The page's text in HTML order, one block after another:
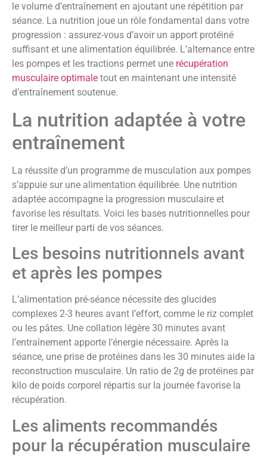
le volume d’entraînement en ajoutant une répétition par
séance. La nutrition joue un rôle fondamental dans votre
progression : assurez-vous d’avoir un apport protéiné
suffisant et une alimentation équilibrée. L’alternance entre
les pompes et les tractions permet une récupération
musculaire optimale tout en maintenant une intensité
d’entraînement soutenue.
La nutrition adaptée à votre
entraînement
La réussite d’un programme de musculation aux pompes
s’appuie sur une alimentation équilibrée. Une nutrition
adaptée accompagne la progression musculaire et
favorise les résultats. Voici les bases nutritionnelles pour
tirer le meilleur parti de vos séances.
Les besoins nutritionnels avant
et après les pompes
L’alimentation pré-séance nécessite des glucides
complexes 2-3 heures avant l’effort, comme le riz complet
ou les pâtes. Une collation légère 30 minutes avant
l’entraînement apporte l’énergie nécessaire. Après la
séance, une prise de protéines dans les 30 minutes aide la
reconstruction musculaire. Un ratio de 2g de protéines par
kilo de poids corporel répartis sur la journée favorise la
récupération.
Les aliments recommandés
pour la récupération musculaire